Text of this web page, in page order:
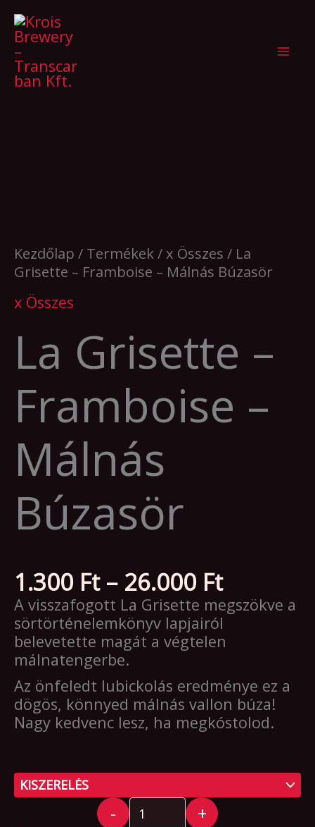
to
content
Kezdőlap / Termékek/x Összes / La
Grisette – Framboise – Málnás Búzasör
x Összes
La Grisette –
Framboise –
Málnás
Búzasör
1.300 Ft – 26.000 Ft
1.300 Ft
-
26.000
A visszafogott La Grisette megszökve a
sörtörténelemkönyv lapjairól
belevetette magát a végtelen
málnatengerbe.
Az önfeledt lubickolás eredménye ez a
dögös, könnyed málnás vallon búza!
Nagy kedvenc lesz, ha megkóstolod.
- +